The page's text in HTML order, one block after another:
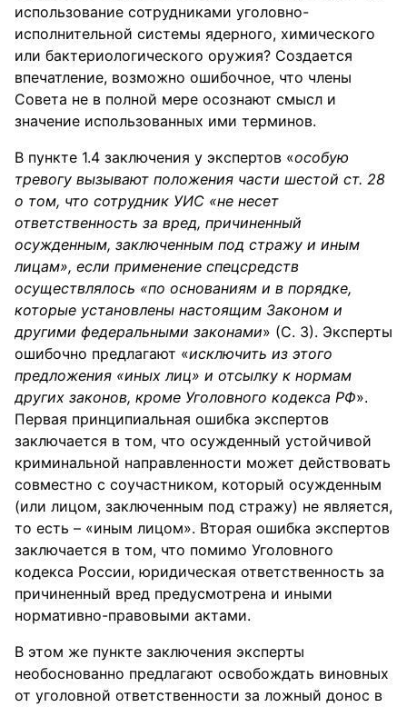
использование сотрудниками уголовно-
исполнительной системы ядерного, химического
или бактериологического оружия? Создается
впечатление, возможно ошибочное, что члены
Совета не в полной мере осознают смысл и
значение использованных ими терминов.
В пункте 1.4 заключения у экспертов «особую
тревогу вызывают положения части шестой ст. 28
о том, что сотрудник УИС «не несет
ответственность за вред, причиненный
осужденным, заключенным под стражу и иным
лицам», если применение спецсредств
осуществлялось «по основаниям и в порядке,
которые установлены настоящим Законом и
другими федеральными законами» (С. 3). Эксперты
ошибочно предлагают «исключить из этого
предложения «иных лиц» и отсылку к нормам
других законов, кроме Уголовного кодекса РФ».
Первая принципиальная ошибка экспертов
заключается в том, что осужденный устойчивой
криминальной направленности может действовать
совместно с соучастником, который осужденным
(или лицом, заключенным под стражу) не является,
то есть – «иным лицом». Вторая ошибка экспертов
заключается в том, что помимо Уголовного
кодекса России, юридическая ответственность за
причиненный вред предусмотрена и иными
нормативно-правовыми актами.
В этом же пункте заключения эксперты
необоснованно предлагают освобождать виновных
от уголовной ответственности за ложный донос в